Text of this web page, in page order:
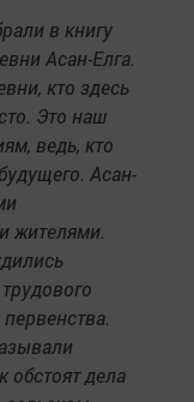
в книгу
Асан-Елга.
кто здесь
Это наш
ведь, кто
Асан-
жителями.
обстоят дела